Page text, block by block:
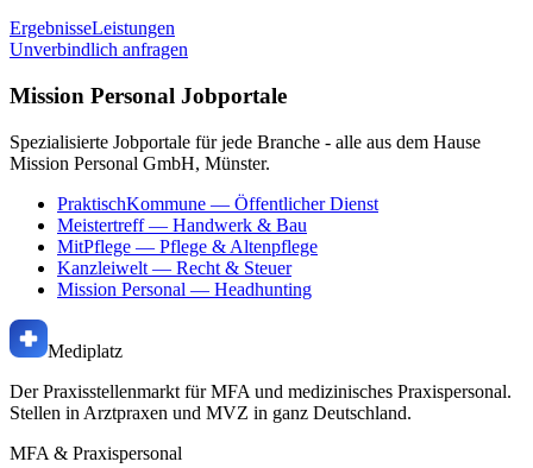
ErgebnisseLeistungen
Unverbindlich anfragen
Mission Personal Jobportale
Spezialisierte Jobportale für jede Branche - alle aus dem Hause
Mission Personal GmbH, Münster.
PraktischKommune — Öffentlicher Dienst
Meistertreff— Handwerk & Bau
MitPflege — Pflege & Altenpflege
Kanzleiwelt — Recht & Steuer
Mission Personal — Headhunting
Mediplatz
Der Praxisstellenmarkt für MFA und medizinisches Praxispersonal.
Stellen in Arztpraxen und MVZ in ganz Deutschland.
MFA & Praxispersonal